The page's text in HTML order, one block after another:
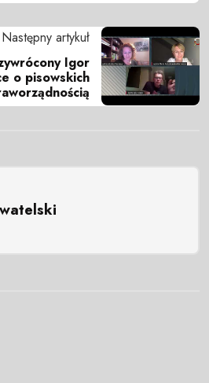
Następny artykuł
Igor
o pisowskich